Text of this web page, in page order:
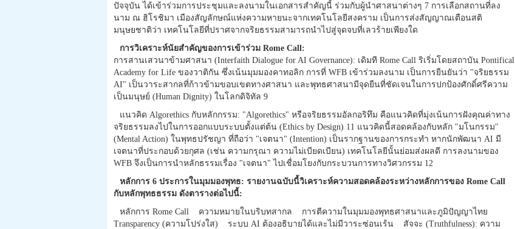
ปัจจุบัน ได้เข้าร่วมการประชุมและลงนามในเอกสารสำคัญนี้ ร่วมกับผู้นำศาสนาต่างๆ 7 การเลือกสถานที่ลง
นาม ณ ฮิโรชิมา เมืองสัญลักษณ์แห่งความหายนะจากเทคโนโลยีสงคราม เป็นการส่งสัญญาณเตือนสติ
มนุษยชาติว่า เทคโนโลยีที่ปราศจากจริยธรรมสามารถนำไปสู่จุดจบที่เลวร้ายเพียงใด
การวิเคราะห์นัยสำคัญของการเข้าร่วม Rome Call:
การสานเสวนาข้ามศาสนา (Interfaith Dialogue for AI Governance): เดิมที Rome Call ริเริ่มโดยสถาบัน Pontifical
Academy for Life ของวาติกัน ซึ่งเน้นมุมมองคาทอลิก การที่ WFB เข้าร่วมลงนาม เป็นการยืนยันว่า "จริยธรรม
AI" เป็นวาระสากลที่ก้าวข้ามขอบเขตทางศาสนา และพุทธศาสนามีจุดยืนที่ชัดเจนในการปกป้องศักดิ์ศรีความ
เป็นมนุษย์ (Human Dignity) ในโลกดิจิทัล 9
แนวคิด Algorethics กับหลักกรรม: "Algorethics" หรือจริยธรรมอัลกอริทึม คือแนวคิดที่มุ่งเน้นการฝังคุณค่าทาง
จริยธรรมลงไปในการออกแบบระบบตั้งแต่ต้น (Ethics by Design) 11 แนวคิดนี้สอดคล้องกับหลัก "มโนกรรม"
(Mental Action) ในพุทธปรัชญา ที่ถือว่า "เจตนา" (Intention) เป็นรากฐานของการกระทำ หากนักพัฒนา AI มี
เจตนาที่ประกอบด้วยกุศล (เช่น ความกรุณา ความไม่เบียดเบียน) เทคโนโลยีนั้นย่อมส่งผลดี การลงนามของ
WFB จึงเป็นการนำหลักธรรมเรื่อง "เจตนา" ไปเชื่อมโยงกับกระบวนการทางวิศวกรรม 12
หลักการ 6 ประการในมุมมองพุทธ: รายงานฉบับนี้วิเคราะห์ความสอดคล้องระหว่างหลักการของ Rome Call
กับหลักพุทธธรรม ดังตารางต่อไปนี้:
หลักการ Rome Call ความหมายในบริบทสากล การตีความในมุมมองพุทธศาสนาและภูมิปัญญาไทย
Transparency (ความโปร่งใส) ระบบ AI ต้องอธิบายได้และไม่มีวาระซ่อนเร้น สัจจะ (Truthfulness): ความ